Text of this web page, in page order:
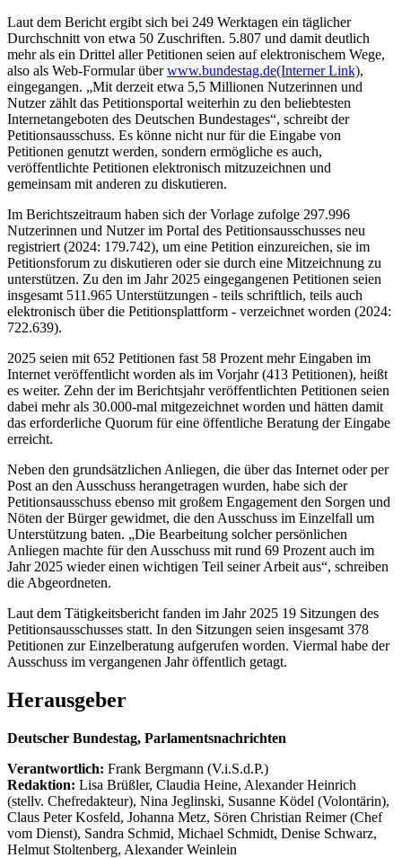
Laut dem Bericht ergibt sich bei 249 Werktagen ein täglicher
Durchschnitt von etwa 50 Zuschriften. 5.807 und damit deutlich
mehr als ein Drittel aller Petitionen seien auf elektronischem Wege,
also als Web-Formular überwww.bundestag.de(Interner Link),
eingegangen. „Mit derzeit etwa 5,5 Millionen Nutzerinnen und
Nutzer zählt das Petitionsportal weiterhin zu den beliebtesten
Internetangeboten des Deutschen Bundestages“, schreibt der
Petitionsausschuss. Es könne nicht nur für die Eingabe von
Petitionen genutzt werden, sondern ermögliche es auch,
veröffentlichte Petitionen elektronisch mitzuzeichnen und
gemeinsam mit anderen zu diskutieren.
Im Berichtszeitraum haben sich der Vorlage zufolge 297.996
Nutzerinnen und Nutzer im Portal des Petitionsausschusses neu
registriert (2024: 179.742), um eine Petition einzureichen, sie im
Petitionsforum zu diskutieren oder sie durch eine Mitzeichnung zu
unterstützen. Zu den im Jahr 2025 eingegangenen Petitionen seien
insgesamt 511.965 Unterstützungen - teils schriftlich, teils auch
elektronisch über die Petitionsplattform - verzeichnet worden (2024:
722.639).
2025 seien mit 652 Petitionen fast 58 Prozent mehr Eingaben im
Internet veröffentlicht worden als im Vorjahr (413 Petitionen), heißt
es weiter. Zehn der im Berichtsjahr veröffentlichten Petitionen seien
dabei mehr als 30.000-mal mitgezeichnet worden und hätten damit
das erforderliche Quorum für eine öffentliche Beratung der Eingabe
erreicht.
Neben den grundsätzlichen Anliegen, die über das Internet oder per
Post an den Ausschuss herangetragen wurden, habe sich der
Petitionsausschuss ebenso mit großem Engagement den Sorgen und
Nöten der Bürger gewidmet, die den Ausschuss im Einzelfall um
Unterstützung baten. „Die Bearbeitung solcher persönlichen
Anliegen machte für den Ausschuss mit rund 69 Prozent auch im
Jahr 2025 wieder einen wichtigen Teil seiner Arbeit aus“, schreiben
die Abgeordneten.
Laut dem Tätigkeitsbericht fanden im Jahr 2025 19 Sitzungen des
Petitionsausschusses statt. In den Sitzungen seien insgesamt 378
Petitionen zur Einzelberatung aufgerufen worden. Viermal habe der
Ausschuss im vergangenen Jahr öffentlich getagt.
Herausgeber
Deutscher Bundestag, Parlamentsnachrichten
Verantwortlich: Frank Bergmann (V.i.S.d.P.)
Redaktion: Lisa Brüßler, Claudia Heine, Alexander Heinrich
(stellv. Chefredakteur), Nina Jeglinski, Susanne Ködel (Volontärin),
Claus Peter Kosfeld, Johanna Metz, Sören Christian Reimer (Chef
vom Dienst), Sandra Schmid, Michael Schmidt, Denise Schwarz,
Helmut Stoltenberg, Alexander Weinlein